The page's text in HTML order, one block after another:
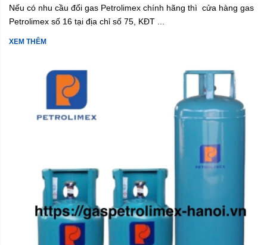
Nếu có nhu cầu đổi gas Petrolimex chính hãng thì cửa hàng gas
Petrolimex số 16 tại địa chỉ số 75, KĐT ...
XEM THÊM